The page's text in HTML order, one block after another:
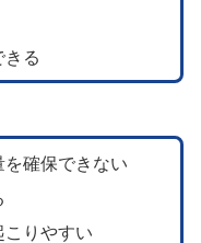
きる
確保できない
りやすい